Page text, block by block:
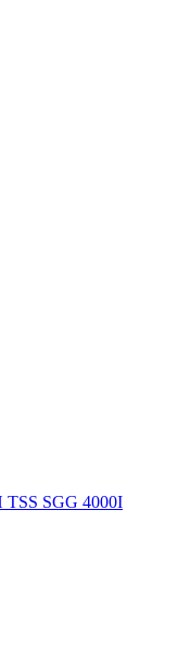
SGG 4000I